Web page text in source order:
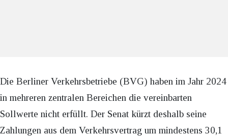
Die Berliner Verkehrsbetriebe (BVG) haben im Jahr 2024
in mehreren zentralen Bereichen die vereinbarten
Sollwerte nicht erfüllt. Der Senat kürzt deshalb seine
Zahlungen aus dem Verkehrsvertrag um mindestens 30,1